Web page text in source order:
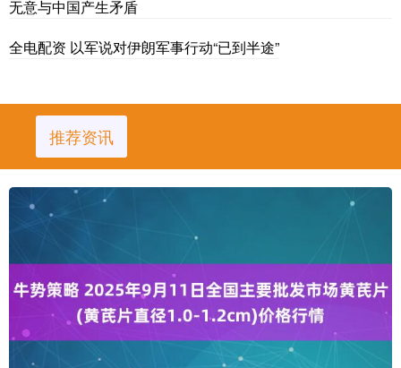
无意与中国产生矛盾
全电配资 以军说对伊朗军事行动“已到半途”
推荐资讯